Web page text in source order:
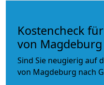
Kostencheck
von
Sind Sie neugierig auf
von Magdeburg nach